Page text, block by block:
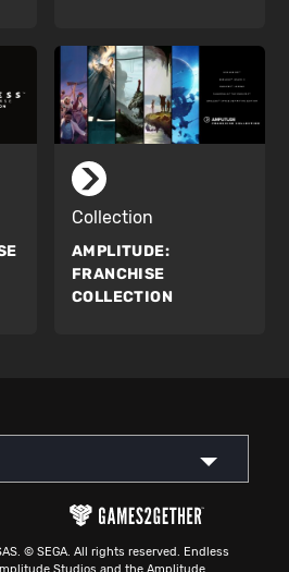
Collection
AMPLITUDE:
FRANCHISE
COLLECTION
© SEGA. All rights reserved. Endless
Studios and the Amplitude